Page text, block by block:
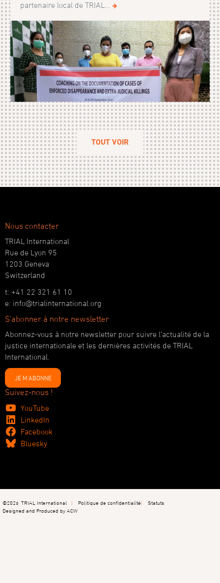
partenaire local de TRIAL...
TOUT VOIR
Nous contacter
TRIAL International
Rue de Lyon 95
1203 Geneva
Switzerland
t: +41 22 321 61 10
e: info@trialinternational.org
S'abonner à notre newsletter
Abonnez-vous à notre newsletter pour suivre l’actualité de la
justice internationale et les dernières activités de TRIAL
International.
JE M'ABONNE
Suivez-nous !
YouTube
LinkedIn
Facebook
Bluesky
©2026 TRIAL International Politique de confidentialité
Statuts
Designed and Produced by ACW